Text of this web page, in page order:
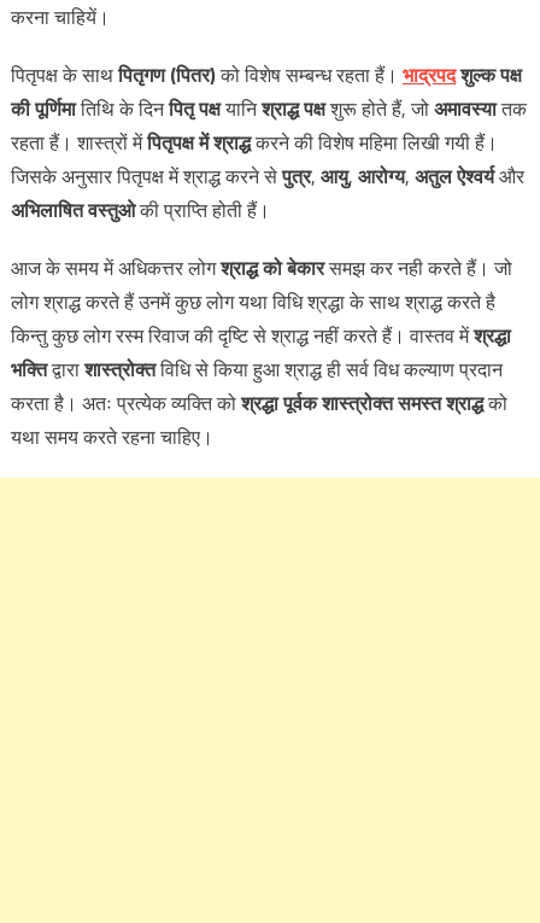
करना चाहियें।
पितृपक्ष के साथपितृगण (पितर)को विशेष सम्बन्ध रहता हैं। भाद्रपदशुल्क पक्ष
की पूर्णिमातिथि के दिनपितृ पक्षयानिश्राद्ध पक्षशुरू होते हैं, जोअमावस्यातक
रहता हैं। शास्त्रों मेंपितृपक्ष में श्राद्धकरने की विशेष महिमा लिखी गयी हैं।
जिसके अनुसार पितृपक्ष में श्राद्ध करने सेपुत्र, आयु, आरोग्य, अतुल ऐश्वर्यऔर
अभिलाषित वस्तुओकी प्राप्ति होती हैं।
आज के समय में अधिकत्तर लोगश्राद्ध को बेकारसमझ कर नही करते हैं। जो
लोग श्राद्ध करते हैं उनमें कुछ लोग यथा विधि श्रद्धा के साथ श्राद्ध करते है
किन्तु कुछ लोग रस्म रिवाज की दृष्टि से श्राद्ध नहीं करते हैं। वास्तव मेंश्रद्धा
भक्तिद्वाराशास्त्रोक्तविधि से किया हुआ श्राद्ध ही सर्व विध कल्याण प्रदान
करता है। अतः प्रत्येक व्यक्ति कोश्रद्धा पूर्वक शास्त्रोक्त समस्त श्राद्धको
यथा समय करते रहना चाहिए।